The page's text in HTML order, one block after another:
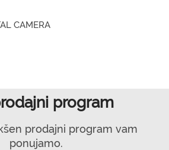
program
prodajni program vam
ponujamo.